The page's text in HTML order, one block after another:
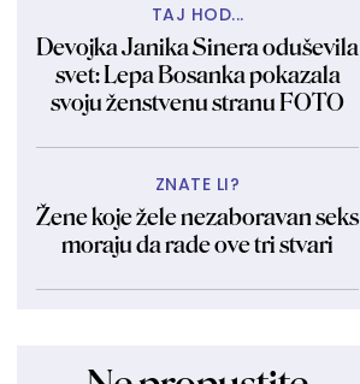
TAJ HOD...
Devojka Janika Sinera oduševila
svet: Lepa Bosanka pokazala
svoju ženstvenu stranu FOTO
ZNATE LI?
Žene koje žele nezaboravan seks
moraju da rade ove tri stvari